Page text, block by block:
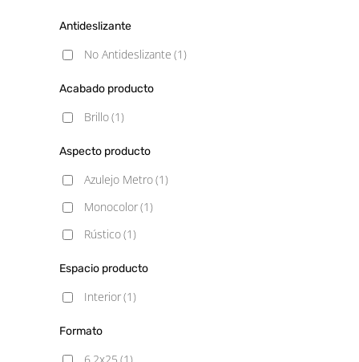
Antideslizante
No Antideslizante (1)
Acabado producto
Brillo(1)
Aspecto producto
Azulejo Metro(1)
Monocolor(1)
Rústico(1)
Espacio producto
Interior(1)
Formato